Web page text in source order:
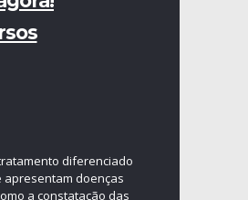
diferenciado
doenças
a constatação das